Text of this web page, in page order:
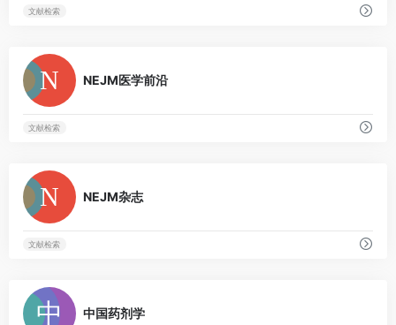
Tourette Syndrome
to Initiate Bria-PROS+™ Clinical
Study in Prostate Cancer
16
Applied Biologics Receives
Central IRB Approval for Phase 3
BIOxHEAL™ Clinical Trial
Virtual Screening Architecture;
Achieves 100-fold Hit Rate Jump on
Challenging Target
18
Marvel Biosciences Reports
Behavioural and Cognitive Deficits in
a Mouse Model of Fragile X
文献检索
NEJM医学前沿
文献检索
NEJM杂志
文献检索
中国药剂学